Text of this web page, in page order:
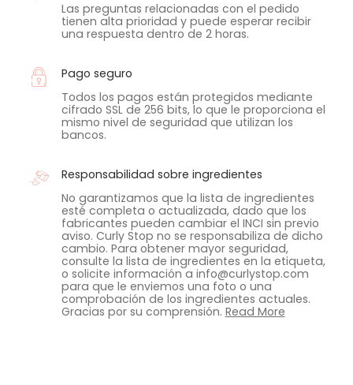
Las preguntas relacionadas con el pedido
tienen alta prioridad y puede esperar recibir
una respuesta dentro de 2 horas.
Pago seguro
Todos los pagos están protegidos mediante
cifrado SSL de 256 bits, lo que le proporciona el
mismo nivel de seguridad que utilizan los
bancos.
Responsabilidad sobre ingredientes
No garantizamos que la lista de ingredientes
esté completa o actualizada, dado que los
fabricantes pueden cambiar el INCI sin previo
aviso. Curly Stop no se responsabiliza de dicho
cambio. Para obtener mayor seguridad,
consulte la lista de ingredientes en la etiqueta,
o solicite información a info@curlystop.com
para que le enviemos una foto o una
comprobación de los ingredientes actuales.
Gracias por su comprensión. Read More